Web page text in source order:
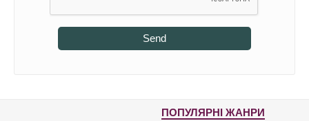
Send
ПОПУЛЯРНІ ЖАНРИ